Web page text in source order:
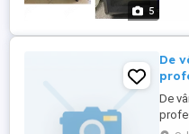
5
De
De